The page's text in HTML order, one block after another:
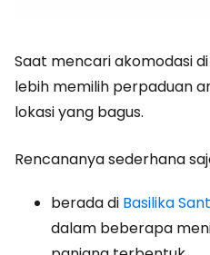
Saat mencari akomodasi
lebih memilih perpaduan
lokasi yang bagus.
Rencananya sederhana
berada di Basilika
dalam beberapa